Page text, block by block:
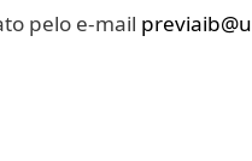
pelo e-mail